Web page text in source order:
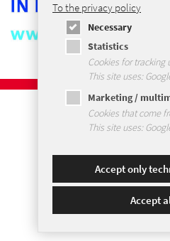
Imprint
Voorwaarden en
To the privacy policy
Necessary
Statistics
Cookies for tracking
This site uses:
Marketing /
Cookies that come
This site uses:
Accept only
Accept